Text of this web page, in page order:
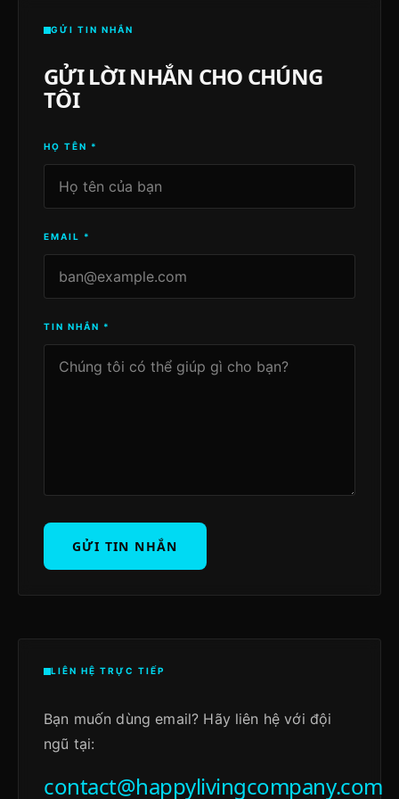
GỬI TIN NHẮN
GỬI LỜI NHẮN CHO CHÚNG
TÔI
HỌ TÊN *
EMAIL *
TIN NHẮN *
GỬI TIN NHẮN
LIÊN HỆ TRỰC TIẾP
Bạn muốn dùng email? Hãy liên hệ với đội
ngũ tại:
contact@happylivingcompany.com